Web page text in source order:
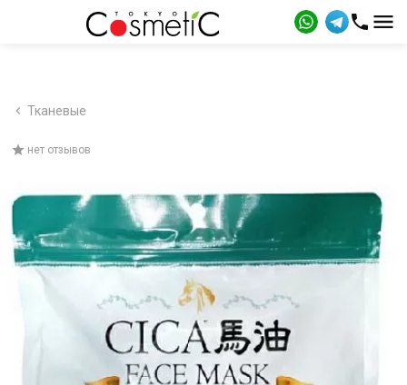
Тканевые
нет отзывов